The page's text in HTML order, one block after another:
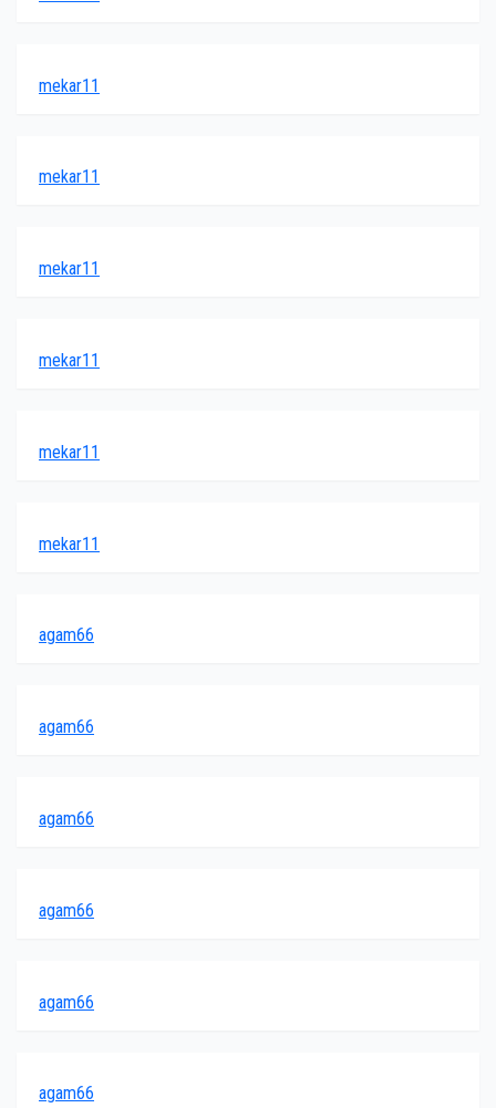
mekar11
mekar11
mekar11
mekar11
mekar11
mekar11
agam66
agam66
agam66
agam66
agam66
agam66